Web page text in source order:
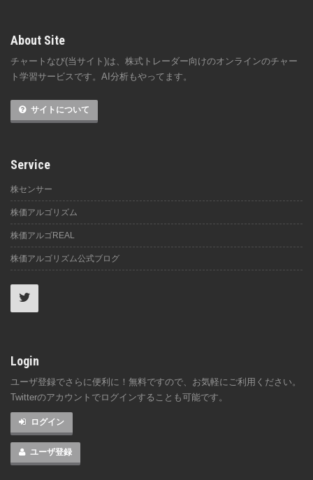
About Site
チャートなび(当サイト)は、株式トレーダー向けのオンラインのチャー
ト学習サービスです。AI分析もやってます。
サイトについて
Service
株センサー
株価アルゴリズム
株価アルゴREAL
株価アルゴリズム公式ブログ
Login
ユーザ登録でさらに便利に！無料ですので、お気軽にご利用ください。
Twitterのアカウントでログインすることも可能です。
ログイン
ユーザ登録